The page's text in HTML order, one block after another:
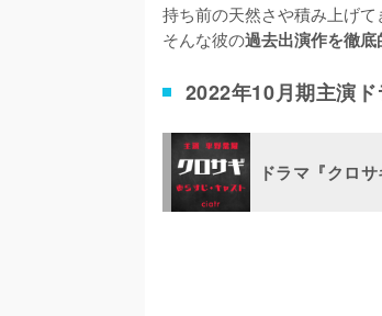
持ち前の天然さや積み上げ
そんな彼の過去出演作を徹底
2022年10月期主演
ドラマ『クロ